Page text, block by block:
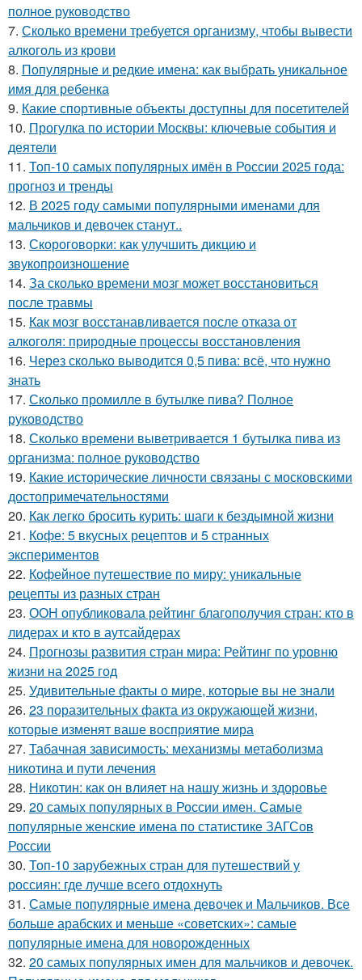
полное руководство
7. Сколько времени требуется организму, чтобы вывести
алкоголь из крови
8. Популярные и редкие имена: как выбрать уникальное
имя для ребенка
9. Какие спортивные объекты доступны для посетителей
10. Прогулка по истории Москвы: ключевые события и
деятели
11. Топ-10 самых популярных имён в России 2025 года:
прогноз и тренды
12. В 2025 году самыми популярными именами для
мальчиков и девочек станут..
13. Скороговорки: как улучшить дикцию и
звукопроизношение
14. За сколько времени мозг может восстановиться
после травмы
15. Как мозг восстанавливается после отказа от
алкоголя: природные процессы восстановления
16. Через сколько выводится 0,5 пива: всё, что нужно
знать
17. Сколько промилле в бутылке пива? Полное
руководство
18. Сколько времени выветривается 1 бутылка пива из
организма: полное руководство
19. Какие исторические личности связаны с московскими
достопримечательностями
20. Как легко бросить курить: шаги к бездымной жизни
21. Кофе: 5 вкусных рецептов и 5 странных
экспериментов
22. Кофейное путешествие по миру: уникальные
рецепты из разных стран
23. ООН опубликовала рейтинг благополучия стран: кто в
лидерах и кто в аутсайдерах
24. Прогнозы развития стран мира: Рейтинг по уровню
жизни на 2025 год
25. Удивительные факты о мире, которые вы не знали
26. 23 поразительных факта из окружающей жизни,
которые изменят ваше восприятие мира
27. Табачная зависимость: механизмы метаболизма
никотина и пути лечения
28. Никотин: как он влияет на нашу жизнь и здоровье
29. 20 самых популярных в России имен. Самые
популярные женские имена по статистике ЗАГСов
России
30. Топ-10 зарубежных стран для путешествий у
россиян: где лучше всего отдохнуть
31. Самые популярные имена девочек и Мальчиков. Все
больше арабских и меньше «советских»: самые
популярные имена для новорожденных
32. 20 самых популярных имен для мальчиков и девочек.